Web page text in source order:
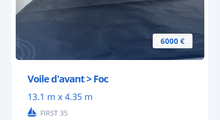
6000 €
Voile d'avant > Foc
13.1 m x 4.35 m
FIRST 35